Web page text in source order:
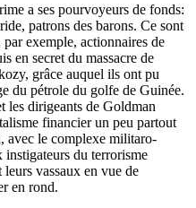
a ses pourvoyeurs de fonds:
patrons des barons. Ce sont
exemple, actionnaires de
en secret du massacre de
grâce auquel ils ont pu
du pétrole du golfe de Guinée.
les dirigeants de Goldman
financier un peu partout
avec le complexe militaro-
du terrorisme
vassaux en vue de
en rond.